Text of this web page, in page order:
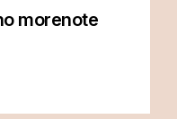
morenote